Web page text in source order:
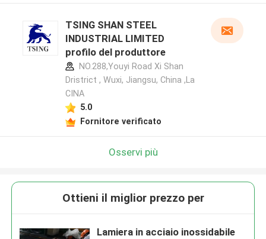
TSING SHAN STEEL
INDUSTRIAL LIMITED
profilo del produttore
NO.288,Youyi Road Xi Shan
Dristrict , Wuxi, Jiangsu, China ,La
CINA
5.0
Fornitore verificato
Osservi più
Ottieni il miglior prezzo per
Lamiera in acciaio inossidabile